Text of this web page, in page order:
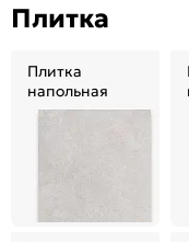
Плитка
Плитка
напольная